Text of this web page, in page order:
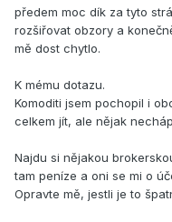
předem moc dík za tyto
rozšiřovat obzory a
mě dost chytlo.
K mému dotazu.
Komoditi jsem pochopil i
celkem jít, ale nějak
Najdu si nějakou
tam peníze a oni se mi o
Opravte mě, jestli je to